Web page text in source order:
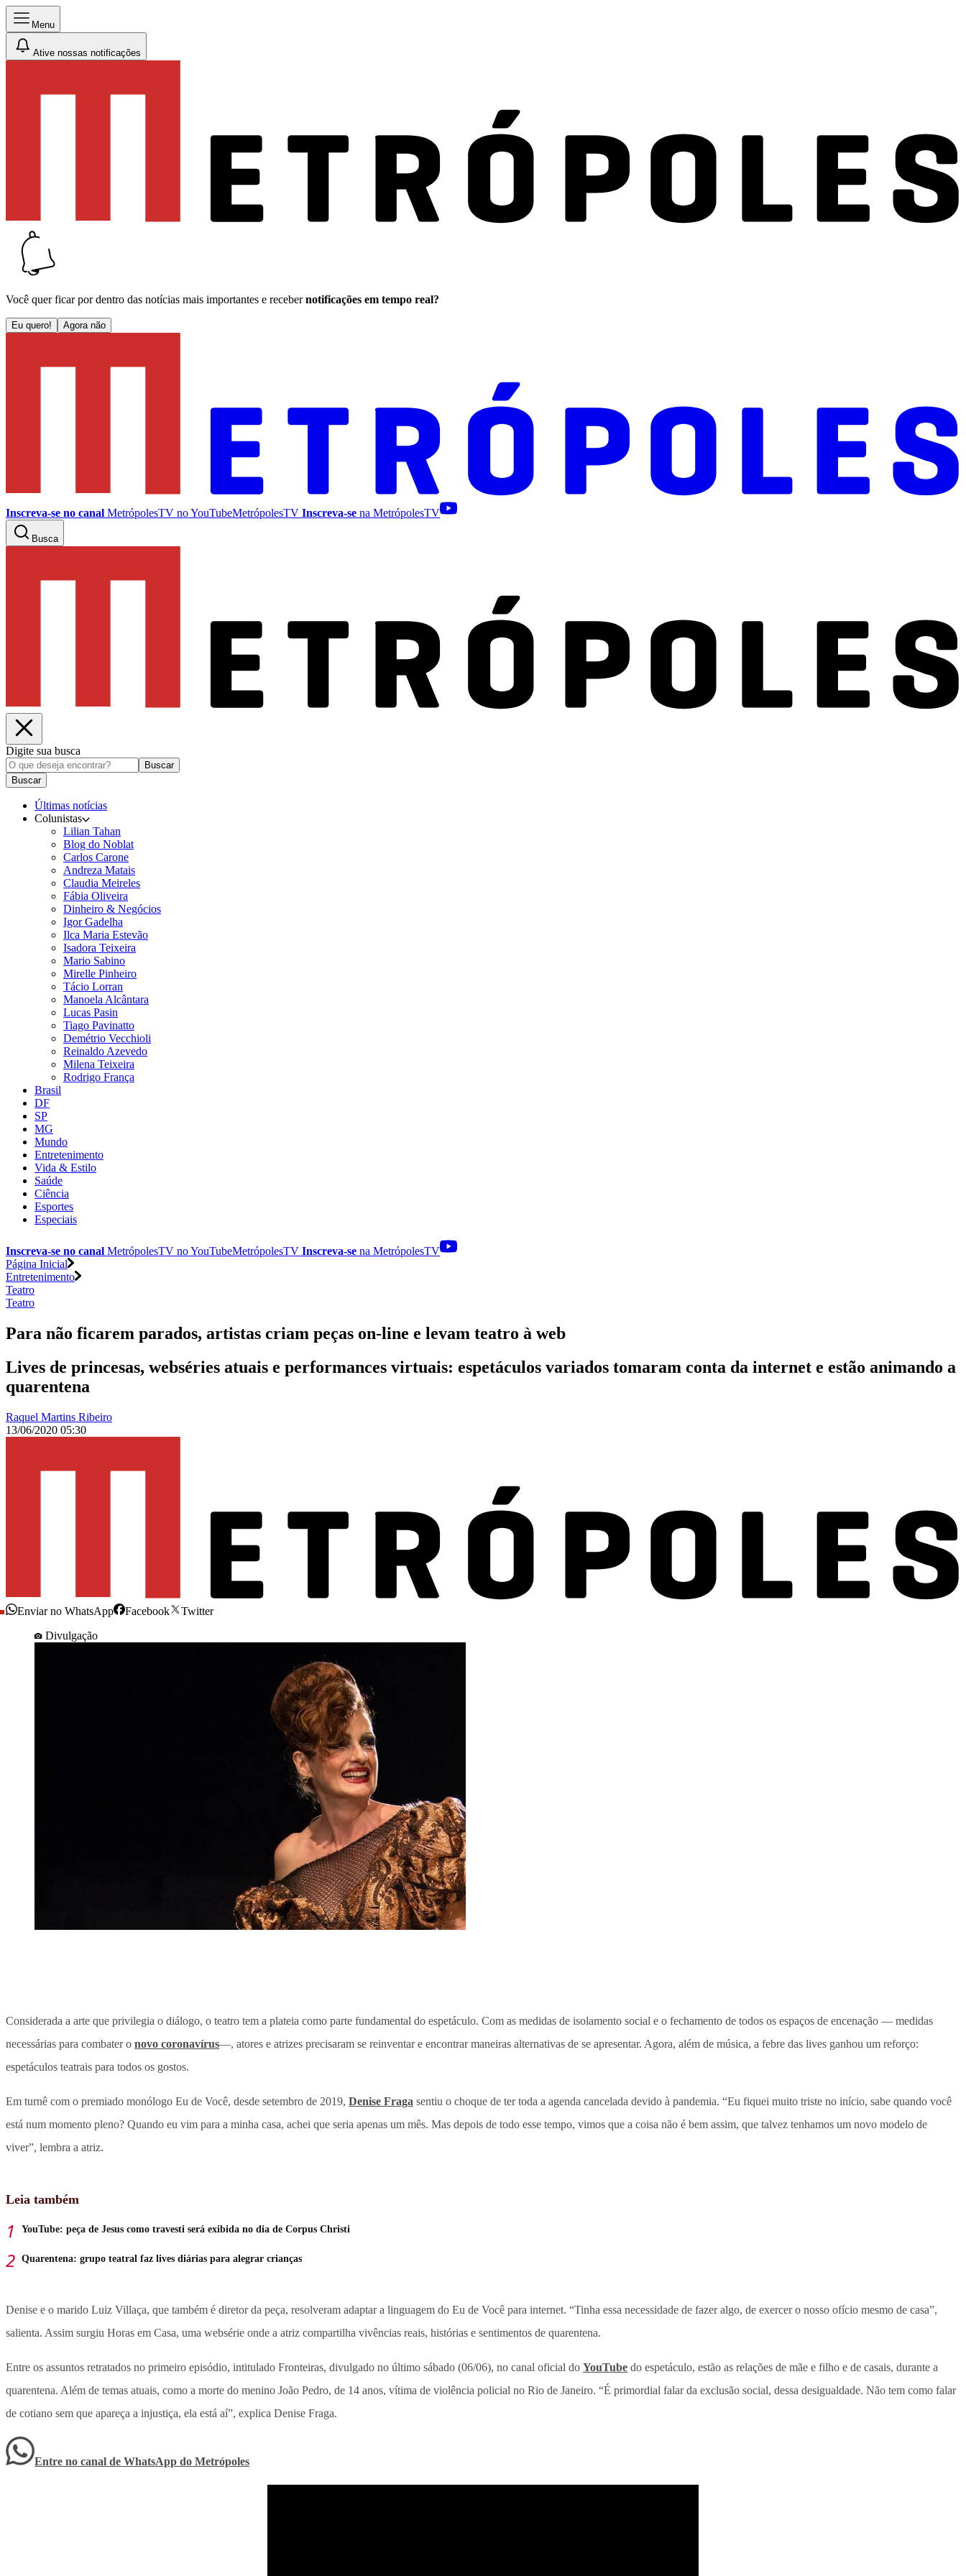
Menu
Ative nossas notificações
Você quer ficar por dentro das notícias mais importantes e receber notificações em tempo real?
Eu quero! Agora não
Inscreva-se no canal MetrópolesTV noYouTubeMetrópolesTV Inscreva-se na MetrópolesTV
Busca
Digite sua busca
Buscar
Buscar
Últimas notícias
Colunistas
Lilian Tahan
Blog do Noblat
Carlos Carone
Andreza Matais
Claudia Meireles
Fábia Oliveira
Dinheiro & Negócios
Igor Gadelha
Ilca Maria Estevão
Isadora Teixeira
Mario Sabino
Mirelle Pinheiro
Tácio Lorran
Manoela Alcântara
Lucas Pasin
Tiago Pavinatto
Demétrio Vecchioli
Reinaldo Azevedo
Milena Teixeira
Rodrigo França
Brasil
DF
SP
MG
Mundo
Entretenimento
Vida & Estilo
Saúde
Ciência
Esportes
Especiais
Inscreva-se no canal MetrópolesTV noYouTubeMetrópolesTV Inscreva-se na MetrópolesTV
Página Inicial
Entretenimento
Teatro
Teatro
Para não ficarem parados, artistas criam peças on-line e levam teatro à web
Lives de princesas, webséries atuais e performances virtuais: espetáculos variados tomaram conta da internet e estão animando a
quarentena
Raquel Martins Ribeiro
13/06/2020 05:30
Enviar no WhatsApp Facebook
Twitter
Divulgação
Considerada a arte que privilegia o diálogo, o teatro tem a plateia como parte fundamental do espetáculo. Com as medidas de isolamento social e o fechamento de todos os espaços de encenação — medidas
necessárias para combater o novo coronavírus—, atores e atrizes precisaram se reinventar e encontrar maneiras alternativas de se apresentar. Agora, além de música, a febre das lives ganhou um reforço:
espetáculos teatrais para todos os gostos.
Em turnê com o premiado monólogo Eu de Você, desde setembro de 2019, Denise Fraga sentiu o choque de ter toda a agenda cancelada devido à pandemia. “Eu fiquei muito triste no início, sabe quando você
está num momento pleno? Quando eu vim para a minha casa, achei que seria apenas um mês. Mas depois de todo esse tempo, vimos que a coisa não é bem assim, que talvez tenhamos um novo modelo de
viver”, lembra a atriz.
Leia também
YouTube: peça de Jesus como travesti será exibida no dia de Corpus Christi
Quarentena: grupo teatral faz lives diárias para alegrar crianças
Denise e o marido Luiz Villaça, que também é diretor da peça, resolveram adaptar a linguagem do Eu de Você para internet. “Tinha essa necessidade de fazer algo, de exercer o nosso ofício mesmo de casa”,
salienta. Assim surgiu Horas em Casa, uma websérie onde a atriz compartilha vivências reais, histórias e sentimentos de quarentena.
Entre os assuntos retratados no primeiro episódio, intitulado Fronteiras, divulgado no último sábado (06/06), no canal oficial do YouTube do espetáculo, estão as relações de mãe e filho e de casais, durante a
quarentena. Além de temas atuais, como a morte do menino João Pedro, de 14 anos, vítima de violência policial no Rio de Janeiro. “É primordial falar da exclusão social, dessa desigualdade. Não tem como falar
de cotiano sem que apareça a injustiça, ela está aí”, explica Denise Fraga.
Entre no canal de WhatsApp do Metrópoles